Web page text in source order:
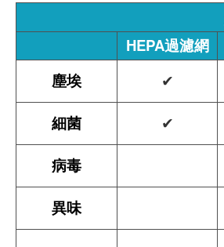
HEPA過濾網
塵埃
✔
細菌 ✔
病毒
異味